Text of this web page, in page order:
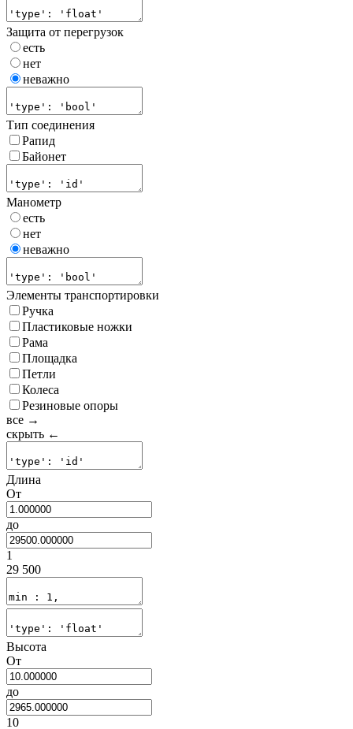
Защита от перегрузок
есть
нет
неважно
Тип соединения
Рапид
Байонет
Манометр
есть
нет
неважно
Элементы транспортировки
Ручка
Пластиковые ножки
Рама
Площадка
Петли
Колеса
Резиновые опоры
все →
скрыть ←
Длина
От
до
1
29 500
Высота
От
до
10